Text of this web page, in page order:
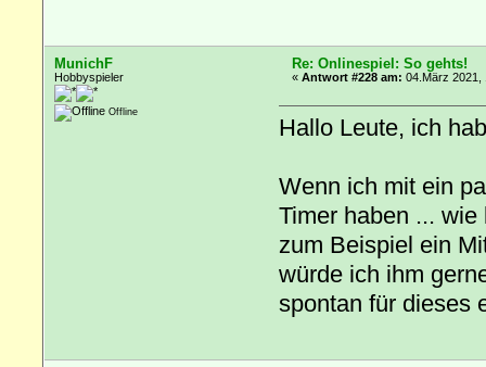
MunichF
Hobbyspieler
Offline
Re: Onlinespiel: So gehts!
«Antwort #228 am: 04.März 2021,
Hallo Leute, ich
Wenn ich mit ein
Timer haben ...
zum Beispiel ein
würde ich ihm
spontan für dieses